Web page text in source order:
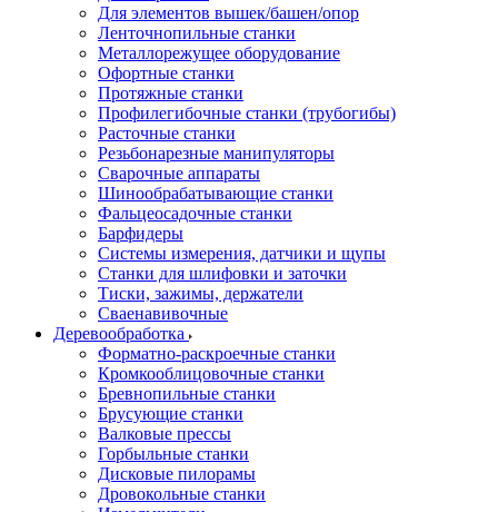
Для элементов вышек/башен/опор
Ленточнопильные станки
Металлорежущее оборудование
Офортные станки
Протяжные станки
Профилегибочные станки (трубогибы)
Расточные станки
Резьбонарезные манипуляторы
Сварочные аппараты
Шинообрабатывающие станки
Фальцеосадочные станки
Барфидеры
Системы измерения, датчики и щупы
Станки для шлифовки и заточки
Тиски, зажимы, держатели
Cваенавивочные
Деревообработка
Форматно-раскроечные станки
Кромкооблицовочные станки
Бревнопильные станки
Брусующие станки
Валковые прессы
Горбыльные станки
Дисковые пилорамы
Дровокольные станки